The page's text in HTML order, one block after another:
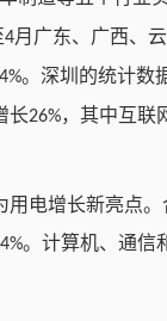
4月广东、广西、
。深圳的统计数
长26%，其中互联
电增长新亮点
。计算机、通信